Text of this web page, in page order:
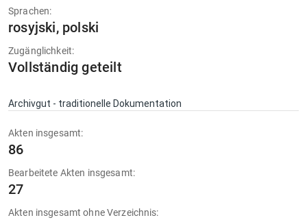
Sprachen:
rosyjski, polski
Zugänglichkeit:
Vollständig geteilt
Archivgut - traditionelle Dokumentation
Akten insgesamt:
86
Bearbeitete Akten insgesamt:
27
Akten insgesamt ohne Verzeichnis: